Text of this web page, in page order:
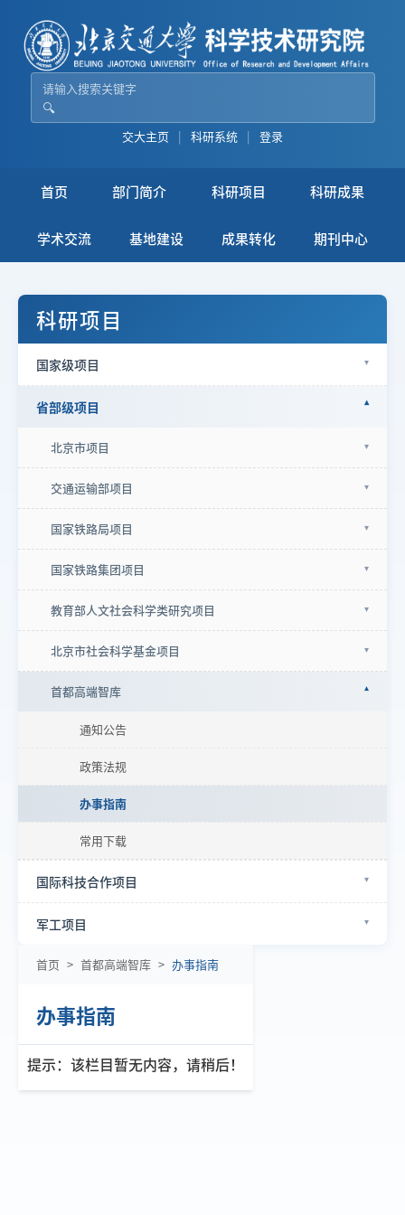
🔍
交大主页 | 科研系统 | 登录
首页 部门简介 科研项目 科研成果
学术交流 基地建设 成果转化 期刊中心
科研项目
国家级项目
省部级项目
北京市项目
交通运输部项目
国家铁路局项目
国家铁路集团项目
教育部人文社会科学类研究项目
北京市社会科学基金项目
首都高端智库
通知公告
政策法规
办事指南
常用下载
国际科技合作项目
军工项目
首页 > 首都高端智库 > 办事指南
办事指南
提示：该栏目暂无内容，请稍后！